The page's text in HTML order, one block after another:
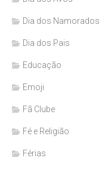
Dia dos Namorados
Dia dos Pais
Educação
Emoji
Fã Clube
Fé e Religião
Férias